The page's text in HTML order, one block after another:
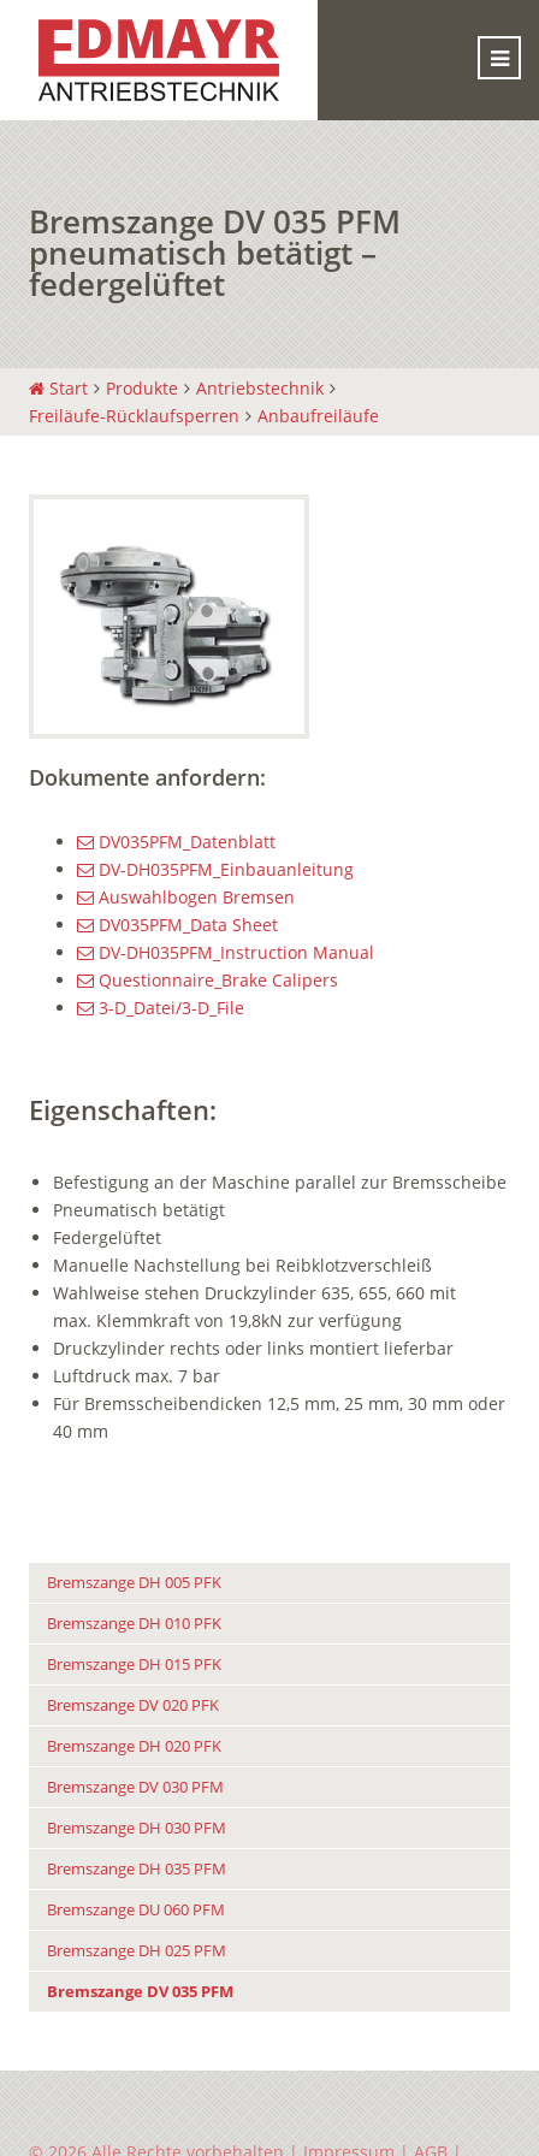
Bremszange DV 035 PFM
pneumatisch betätigt –
federgelüftet
Start Produkte
Antriebstechnik
Freiläufe-Rücklaufsperren
Anbaufreiläufe
Dokumente anfordern:
DV035PFM_Datenblatt
DV-DH035PFM_Einbauanleitung
Auswahlbogen Bremsen
DV035PFM_Data Sheet
DV-DH035PFM_Instruction Manual
Questionnaire_Brake Calipers
3-D_Datei/3-D_File
Eigenschaften:
Befestigung an der Maschine parallel zur Bremsscheibe
Pneumatisch betätigt
Federgelüftet
Manuelle Nachstellung bei Reibklotzverschleiß
Wahlweise stehen Druckzylinder 635, 655, 660 mit
max. Klemmkraft von 19,8kN zur verfügung
Druckzylinder rechts oder links montiert lieferbar
Luftdruck max. 7 bar
Für Bremsscheibendicken 12,5 mm, 25 mm, 30 mm oder
40 mm
Bremszange DH 005 PFK
Bremszange DH 010 PFK
Bremszange DH 015 PFK
Bremszange DV 020 PFK
Bremszange DH 020 PFK
Bremszange DV 030 PFM
Bremszange DH 030 PFM
Bremszange DH 035 PFM
Bremszange DU 060 PFM
Bremszange DH 025 PFM
Bremszange DV 035 PFM